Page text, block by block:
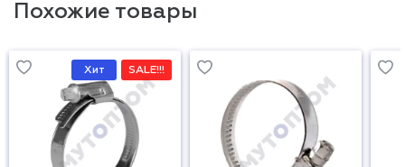
Похожие товары
Хит SALE!!!